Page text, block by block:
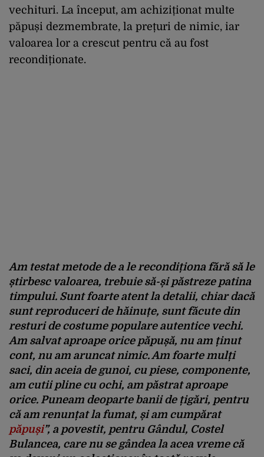
vechituri. La început, am achiziționat multe
păpuși dezmembrate, la prețuri de nimic, iar
valoarea lor a crescut pentru că au fost
recondiționate.
Am testat metode de a le recondiționa fără să le
știrbesc valoarea, trebuie să-și păstreze patina
timpului. Sunt foarte atent la detalii, chiar dacă
sunt reproduceri de hăinuțe, sunt făcute din
resturi de costume populare autentice vechi.
Am salvat aproape orice păpușă, nu am ținut
cont, nu am aruncat nimic. Am foarte mulți
saci, din aceia de gunoi, cu piese, componente,
am cutii pline cu ochi, am păstrat aproape
orice. Puneam deoparte banii de țigări, pentru
că am renunțat la fumat, și am cumpărat
păpuși”, a povestit, pentru Gândul, Costel
Bulancea, care nu se gândea la acea vreme că